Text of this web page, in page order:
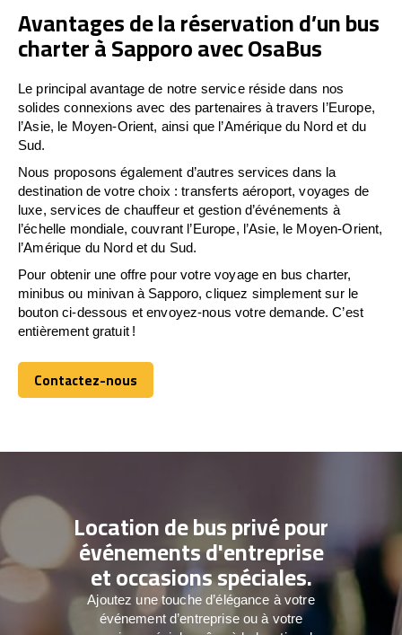
Avantages de la réservation d’un bus
charter à Sapporo avec OsaBus
Le principal avantage de notre service réside dans nos
solides connexions avec des partenaires à travers l’Europe,
l’Asie, le Moyen-Orient, ainsi que l’Amérique du Nord et du
Sud.
Nous proposons également d’autres services dans la
destination de votre choix : transferts aéroport, voyages de
luxe, services de chauffeur et gestion d’événements à
l’échelle mondiale, couvrant l’Europe, l’Asie, le Moyen-Orient,
l’Amérique du Nord et du Sud.
Pour obtenir une offre pour votre voyage en bus charter,
minibus ou minivan à Sapporo, cliquez simplement sur le
bouton ci-dessous et envoyez-nous votre demande. C’est
entièrement gratuit !
Contactez-nous
Contactez-nous
Location de bus privé pour
événements d'entreprise
et occasions spéciales.
Ajoutez une touche d’élégance à votre
événement d’entreprise ou à votre